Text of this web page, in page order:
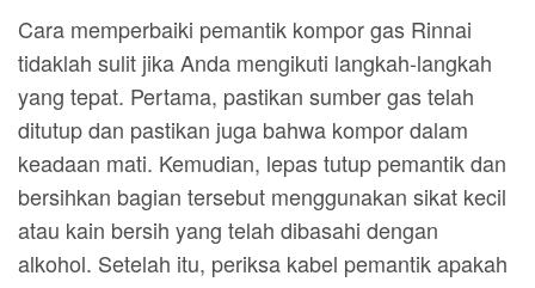
Cara memperbaiki pemantik kompor gas Rinnai
tidaklah sulit jika Anda mengikuti langkah-langkah
yang tepat. Pertama, pastikan sumber gas telah
ditutup dan pastikan juga bahwa kompor dalam
keadaan mati. Kemudian, lepas tutup pemantik dan
bersihkan bagian tersebut menggunakan sikat kecil
atau kain bersih yang telah dibasahi dengan
alkohol. Setelah itu, periksa kabel pemantik apakah